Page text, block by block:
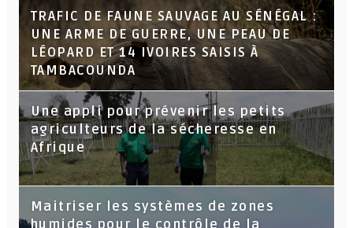
TRAFIC DE FAUNE SAUVAGE AU SÉNÉGAL :
UNE ARME DE GUERRE, UNE PEAU DE
LÉOPARD ET 14 IVOIRES SAISIS À
TAMBACOUNDA
Une appli pour prévenir les petits
agriculteurs de la sécheresse en
Afrique
Maitriser les systèmes de zones
humides pour le contrôle de la